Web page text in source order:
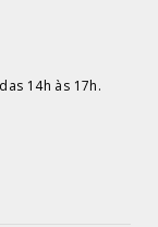
14h às 17h.